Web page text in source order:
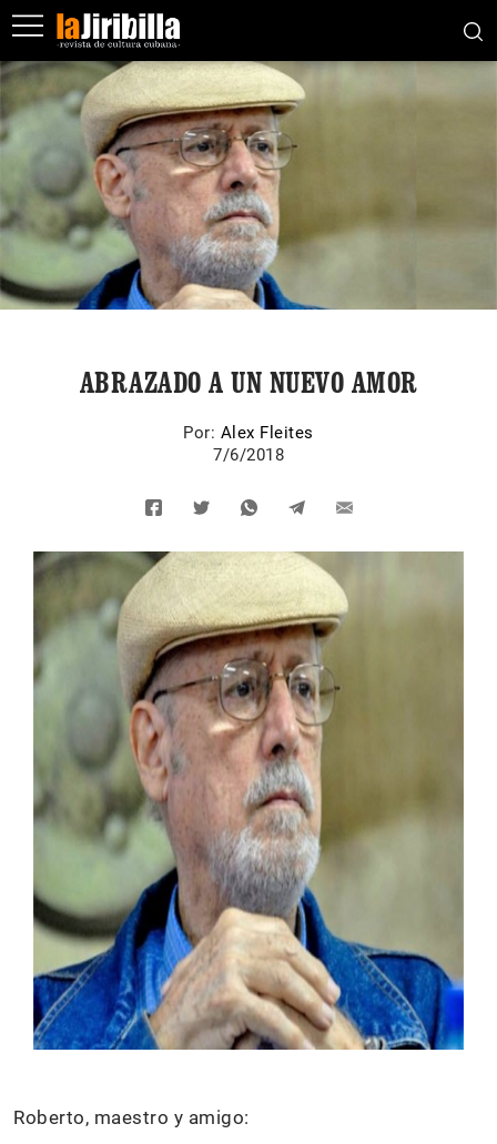
ABRAZADO A UN NUEVO AMOR
Por: Alex Fleites
7/6/2018
Roberto, maestro y amigo: